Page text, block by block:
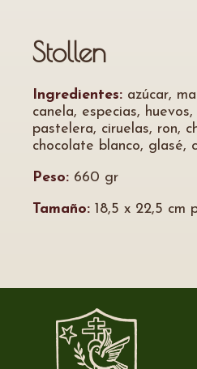
Stollen
Ingredientes: azúcar,
canela, especias,
pastelera, ciruelas, ron,
chocolate blanco, glasé,
Peso: 660 gr
Tamaño: 18,5 x 22,5 cm